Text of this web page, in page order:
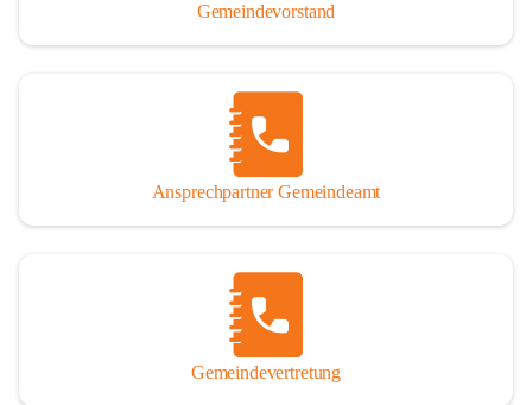
Gemeindevorstand
Ansprechpartner Gemeindeamt
Gemeindevertretung